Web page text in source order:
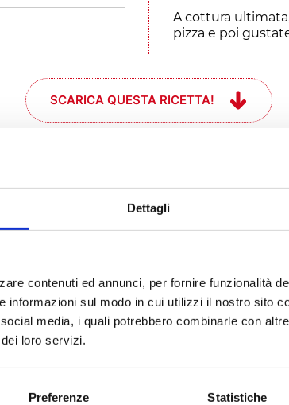
Dettagli
contenuti ed annunci, per fornire funzionalità
informazioni sul modo in cui utilizzi il nostro sito
media, i quali potrebbero combinarle con
loro servizi.
Preferenze Statistiche
A cottura
pizza e poi
SCARICA QUESTA RICETTA!
se mi